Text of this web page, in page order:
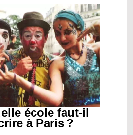
école faut-il
à Paris ?